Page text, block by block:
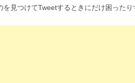
見つけてTweetするときにだけ困ったり